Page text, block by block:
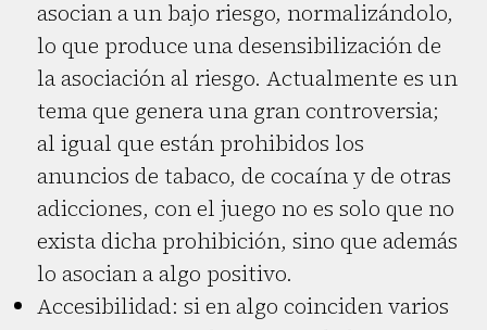
asocian a un bajo riesgo, normalizándolo,
lo que produce una desensibilización de
la asociación al riesgo. Actualmente es un
tema que genera una gran controversia;
al igual que están prohibidos los
anuncios de tabaco, de cocaína y de otras
adicciones, con el juego no es solo que no
exista dicha prohibición, sino que además
lo asocian a algo positivo.
Accesibilidad: si en algo coinciden varios